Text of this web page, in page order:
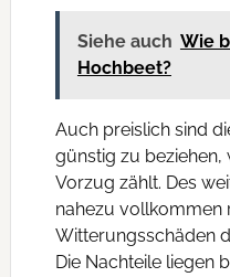
Siehe auch Wie
Hochbeet?
Auch preislich sind
günstig zu
Vorzug zählt. Des
nahezu vollkommen
Witterungsschäden
Die Nachteile liegen